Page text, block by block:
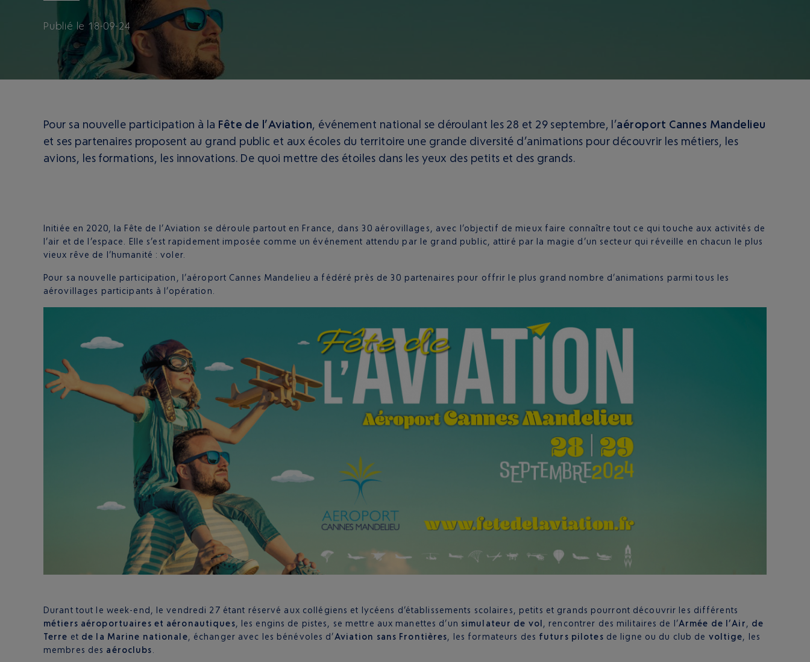
Publié le 18-09-24
Pour sa nouvelle participation à la Fête de l’Aviation, événement national se déroulant les 28 et 29 septembre, l’aéroport Cannes Mandelieu
et ses partenaires proposent au grand public et aux écoles du territoire une grande diversité d’animations pour découvrir les métiers, les
avions, les formations, les innovations. De quoi mettre des étoiles dans les yeux des petits et des grands.
Initiée en 2020, la Fête de l’Aviation se déroule partout en France, dans 30 aérovillages, avec l’objectif de mieux faire connaître tout ce qui touche aux activités de
l’air et de l’espace. Elle s’est rapidement imposée comme un événement attendu par le grand public, attiré par la magie d’un secteur qui réveille en chacun le plus
vieux rêve de l’humanité : voler.
Pour sa nouvelle participation, l’aéroport Cannes Mandelieu a fédéré près de 30 partenaires pour offrir le plus grand nombre d’animations parmi tous les
aérovillages participants à l’opération.
Durant tout le week-end, le vendredi 27 étant réservé aux collégiens et lycéens d’établissements scolaires, petits et grands pourront découvrir les différents
métiers aéroportuaires et aéronautiques, les engins de pistes, se mettre aux manettes d’un simulateur de vol, rencontrer des militaires de l’Armée de l’Air, de
Terre et de la Marine nationale, échanger avec les bénévoles d’Aviation sans Frontières, les formateurs des futurs pilotes de ligne ou du club de voltige, les
membres des aéroclubs